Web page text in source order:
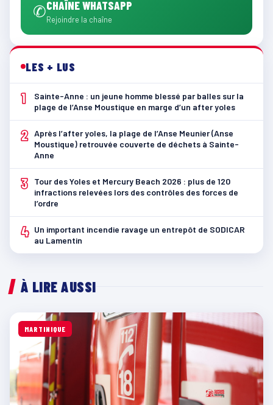
✆CHAÎNE WHATSAPP
Rejoindre la chaîne
LES + LUS
1
Sainte-Anne : un jeune homme blessé par balles sur la
plage de l’Anse Moustique en marge d’un after yoles
2 Après l’after yoles, la plage de l’Anse Meunier (Anse
Moustique) retrouvée couverte de déchets à Sainte-
Anne
3
Tour des Yoles et Mercury Beach 2026 : plus de 120
infractions relevées lors des contrôles des forces de
l’ordre
4 Un important incendie ravage un entrepôt de SODICAR
au Lamentin
À LIRE AUSSI
MARTINIQUE